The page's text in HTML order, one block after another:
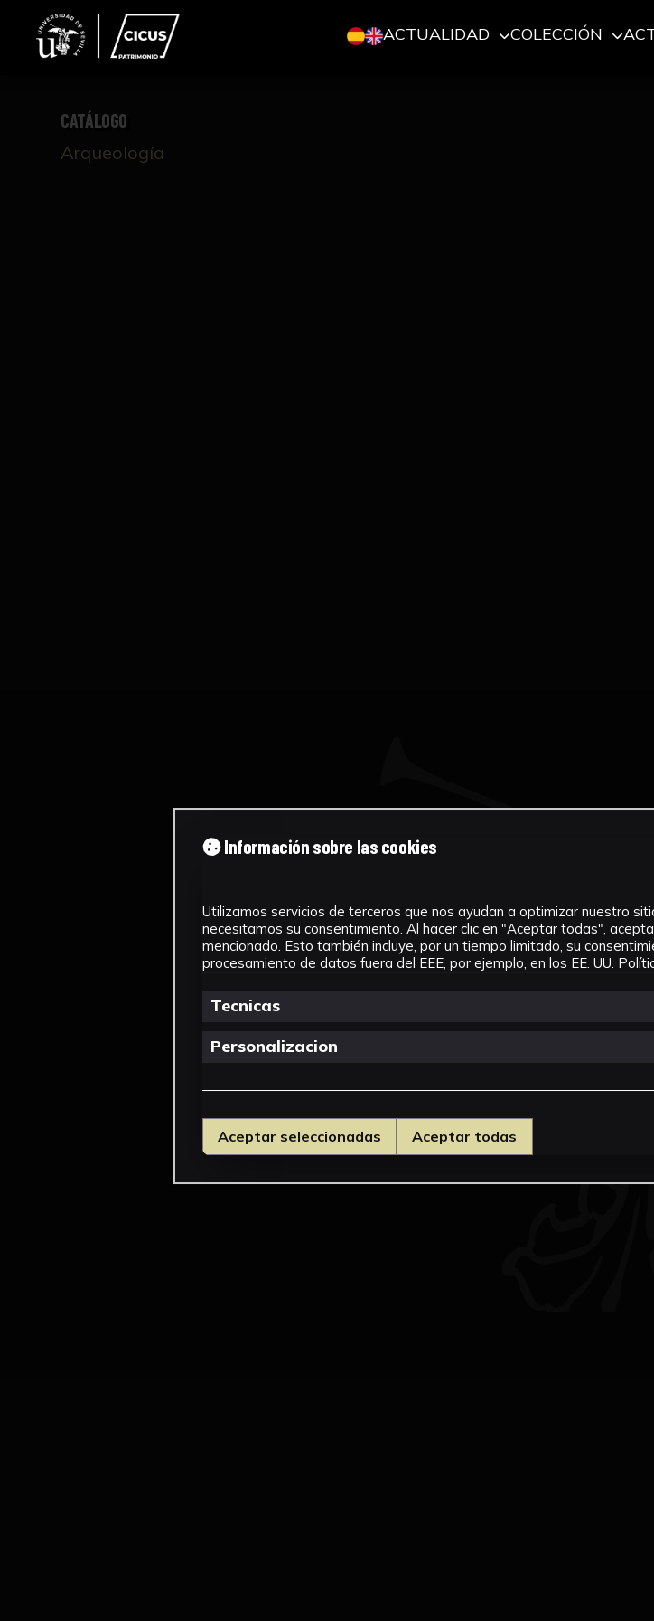
ACTUALIDAD COLECCIÓN
CATÁLOGO
Arqueología
Información sobre las cookies
Utilizamos servicios de terceros que nos ayudan a optimizar nuestro
necesitamos su consentimiento. Al hacer clic en "Aceptar todas",
mencionado. Esto también incluye, por un tiempo limitado, su
procesamiento de datos fuera del EEE, por ejemplo, en los EE. UU.
Tecnicas
Personalizacion
Aceptar seleccionadas Aceptar todas